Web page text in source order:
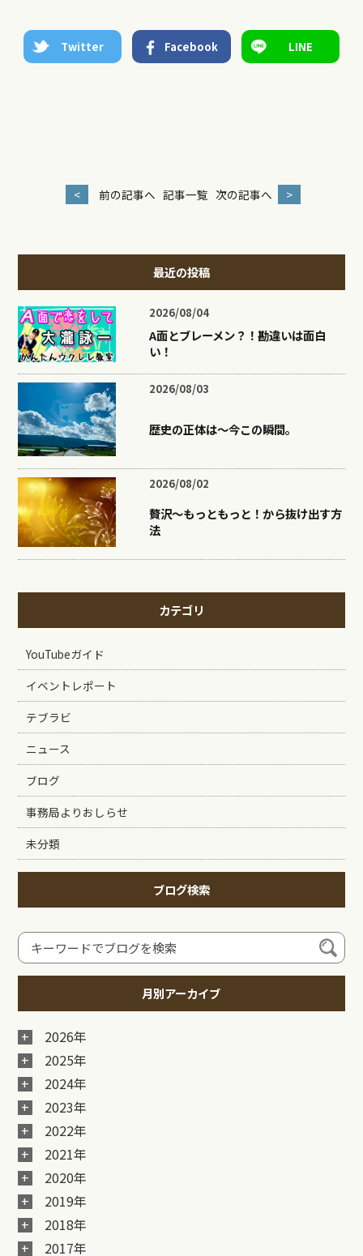
Twitter Facebook LINE
< 前の記事へ 記事一覧 次の記事へ >
最近の投稿
2026/08/04
A面とブレーメン？！勘違いは面白
い！
2026/08/03
歴史の正体は〜今この瞬間。
2026/08/02
贅沢〜もっともっと！から抜け出す方
法
カテゴリ
YouTubeガイド
イベントレポート
テブラビ
ニュース
ブログ
事務局よりおしらせ
未分類
ブログ検索
月別アーカイブ
2026年
2025年
2024年
2023年
2022年
2021年
2020年
2019年
2018年
2017年